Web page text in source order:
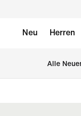
Neu Herren
Alle